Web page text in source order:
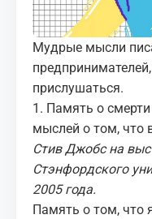
UZ-PIN
Мудрые мысли
прислушаться.
1. Память о
мыслей о том, что
Стив Джобс на
Стэнфордского
2005 года.
Память о том, что